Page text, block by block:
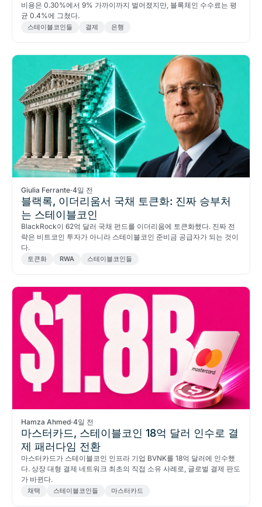
비용은 0.30%에서 9% 가까이까지 벌어졌지만, 블록체인 수수료는 평
균 0.4%에 그쳤다.
스테이블코인들 결제 은행
Giulia Ferrante·4일 전
블랙록, 이더리움서 국채 토큰화: 진짜 승부처
는 스테이블코인
BlackRock이 62억 달러 국채 펀드를 이더리움에 토큰화했다. 진짜 전
략은 비트코인 투자가 아니라 스테이블코인 준비금 공급자가 되는 것이
다.
토큰화 RWA 스테이블코인들
Hamza Ahmed·4일 전
마스터카드, 스테이블코인 18억 달러 인수로 결
제 패러다임 전환
마스터카드가 스테이블코인 인프라 기업 BVNK를 18억 달러에 인수했
다. 상장 대형 결제 네트워크 최초의 직접 소유 사례로, 글로벌 결제 판도
가 바뀐다.
채택 스테이블코인들 마스터카드